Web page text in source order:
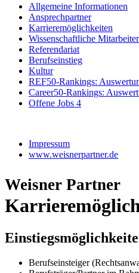
Allgemeine Informationen
Ansprechpartner
Karrieremöglichkeiten
Wissenschaftliche Mitarbeiter
Referendariat
Berufseinstieg
Kultur
REF50-Rankings:
Career50-Rankings:
Offene Jobs 4
Impressum
www.weisnerpartner.de
Weisner Partner
Berufseinsteiger